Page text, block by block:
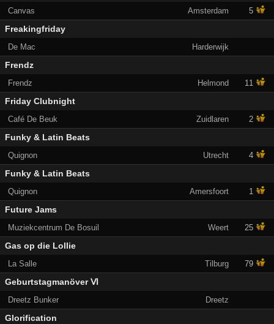
Canvas Amsterdam 5
Freakingfriday
De Mac Harderwijk
Frendz
Frendz Helmond 11
Friday Clubnight
Café De Beuk Zuidlaren 2
Funky & Latin Beats
Quignon Utrecht 4
Funky & Latin Beats
Quignon Amersfoort 1
Future Jams
Muziekcentrum De Bosuil Weert 25
Gas op die Lollie
La Salle Tilburg 79
Geburtstagmanöver Ⅵ
Dreetz Bunker Dreetz
Glorification